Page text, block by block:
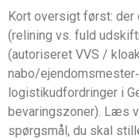
Kort oversigt først: der
(relining vs. fuld
(autoriseret VVS /
nabo/
logistikudfordringer i
bevaringszoner). Læs
spørgsmål, du skal